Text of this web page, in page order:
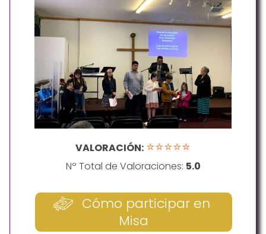
VALORACIÓN: ⭐⭐⭐⭐⭐
Nº Total de Valoraciones: 5.0
Cómo participar en
Misa